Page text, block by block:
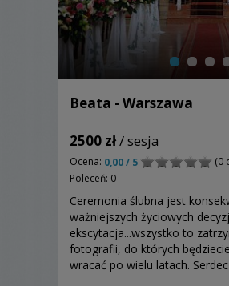
Beata - Warszawa
2500 zł/ sesja
Ocena: 0,00 / 5
(0
Poleceń: 0
Ceremonia ślubna jest
ważniejszych życiowych
ekscytacja...wszystko to
fotografii, do których
wracać po wielu latach.